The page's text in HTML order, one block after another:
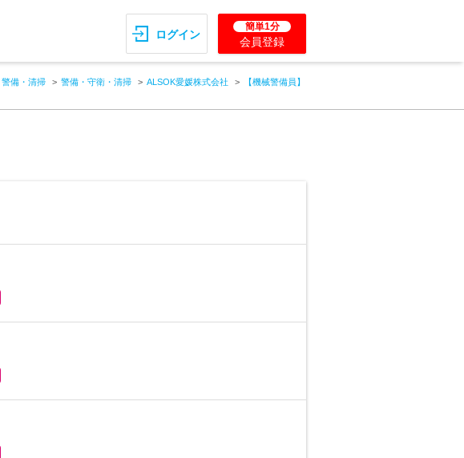
ログイン
簡単1分
会員登録
備・清掃 警備・守衛・清掃 ALSOK愛媛株式会社
【機械警備員】